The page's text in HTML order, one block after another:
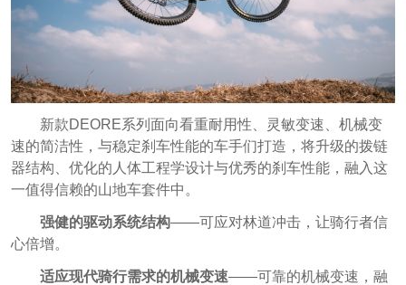
新款DEORE系列面向看重耐用性、灵敏变速、机械变
速的简洁性，与稳定刹车性能的车手们打造，将升级的拨链
器结构、优化的人体工程学设计与优秀的刹车性能，融入这
一值得信赖的山地车套件中。
强健的驱动系统结构——可应对林道冲击，让骑行者信
心倍增。
适应现代骑行需求的机械变速——可靠的机械变速，融